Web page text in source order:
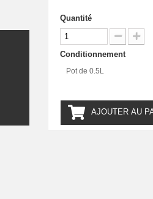
Quantité
Conditionnement
Pot de 0.5L
AJOUTER AU